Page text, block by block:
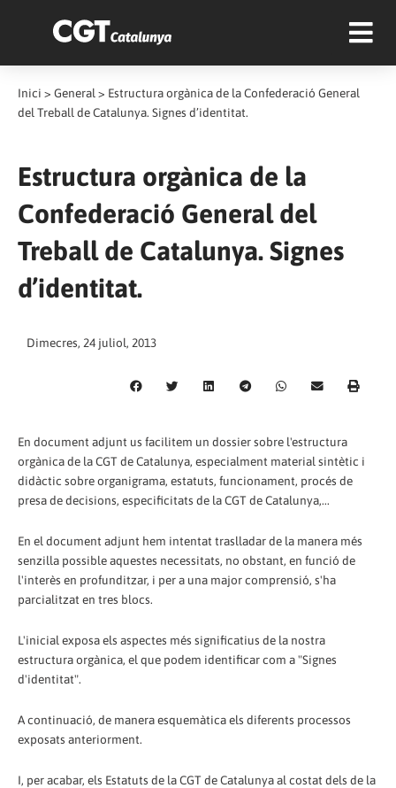
Inici > General > Estructura orgànica de la Confederació General
del Treball de Catalunya. Signes d’identitat.
Estructura orgànica de la
Confederació General del
Treball de Catalunya. Signes
d’identitat.
Dimecres, 24 juliol, 2013
En document adjunt us facilitem un dossier sobre l'estructura
orgànica de la CGT de Catalunya, especialment material sintètic i
didàctic sobre organigrama, estatuts, funcionament, procés de
presa de decisions, especificitats de la CGT de Catalunya,...
En el document adjunt hem intentat traslladar de la manera més
senzilla possible aquestes necessitats, no obstant, en funció de
l'interès en profunditzar, i per a una major comprensió, s'ha
parcialitzat en tres blocs.
L'inicial exposa els aspectes més significatius de la nostra
estructura orgànica, el que podem identificar com a "Signes
d'identitat".
A continuació, de manera esquemàtica els diferents processos
exposats anteriorment.
I, per acabar, els Estatuts de la CGT de Catalunya al costat dels de la